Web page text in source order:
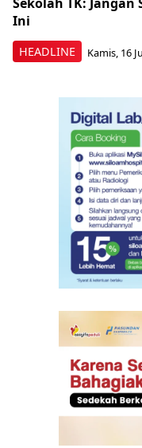
HEADLINE
Ini
Kamis, 16